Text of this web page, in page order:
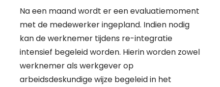
Na een maand wordt er een evaluatiemoment
met de medewerker ingepland. Indien nodig
kan de werknemer tijdens re-integratie
intensief begeleid worden. Hierin worden zowel
werknemer als werkgever op
arbeidsdeskundige wijze begeleid in het